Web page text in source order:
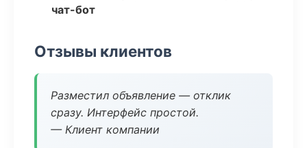
чат-бот
Отзывы клиентов
Разместил объявление — отклик
сразу. Интерфейс простой.
— Клиент компании